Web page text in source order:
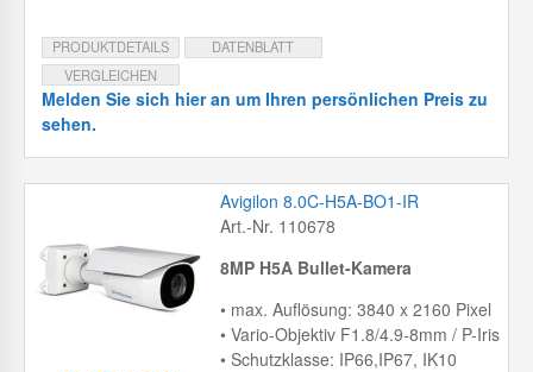
PRODUKTDETAILS
DATENBLATT
VERGLEICHEN
Melden Sie sich hier an um Ihren persönlichen Preis zu
sehen.
Avigilon 8.0C-H5A-BO1-IR
Art.-Nr. 110678
8MP H5A Bullet-Kamera
• max. Auflösung: 3840 x 2160 Pixel
• Vario-Objektiv F1.8/4.9-8mm / P-Iris
• Schutzklasse: IP66,IP67, IK10